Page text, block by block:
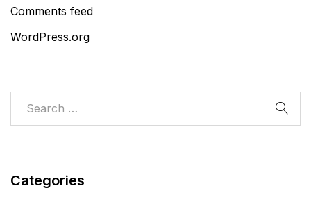
Comments feed
WordPress.org
Categories